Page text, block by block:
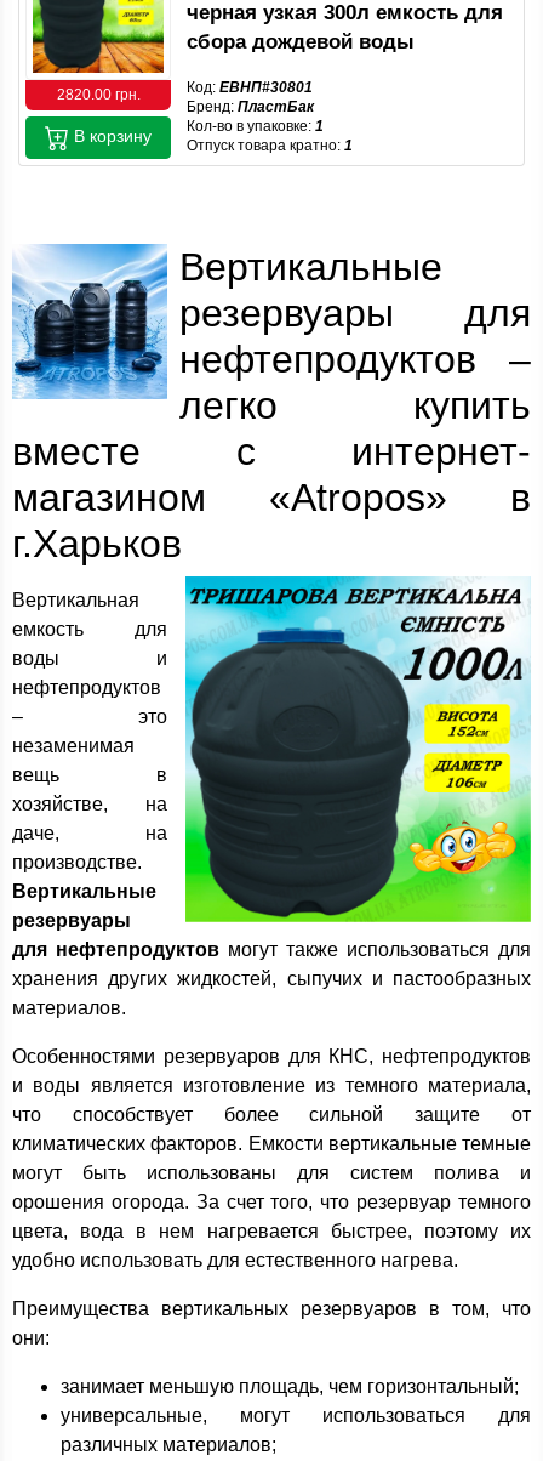
2820.00 грн.
черная узкая 300л емкость для
сбора дождевой воды
Код: ЕВНП#30801
Бренд: ПластБак
Кол-во в упаковке: 1
Отпуск товара кратно: 1
В корзину
Вертикальные
резервуары для
нефтепродуктов –
легко купить
вместе с интернет-
магазином «Atropos» в
г.Харьков
Вертикальная
емкость для
воды и
нефтепродуктов
– это
незаменимая
вещь в
хозяйстве, на
даче, на
производстве.
Вертикальные
резервуары
для нефтепродуктов могут также использоваться для
хранения других жидкостей, сыпучих и пастообразных
материалов.
Особенностями резервуаров для КНС, нефтепродуктов
и воды является изготовление из темного материала,
что способствует более сильной защите от
климатических факторов. Емкости вертикальные темные
могут быть использованы для систем полива и
орошения огорода. За счет того, что резервуар темного
цвета, вода в нем нагревается быстрее, поэтому их
удобно использовать для естественного нагрева.
Преимущества вертикальных резервуаров в том, что
они:
занимает меньшую площадь, чем горизонтальный;
универсальные, могут использоваться для
различных материалов;